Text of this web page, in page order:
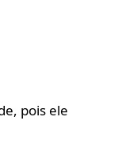
pois ele